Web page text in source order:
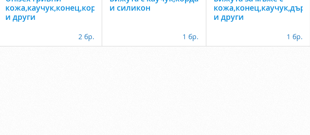
кожа,каучук,конец,корда,силикон
и други
2 бр.
и силикон
1 бр.
кожа,конец,каучук,дърво
и други
1 бр.